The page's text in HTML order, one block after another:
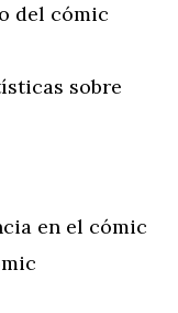
del cómic
sobre
en el cómic